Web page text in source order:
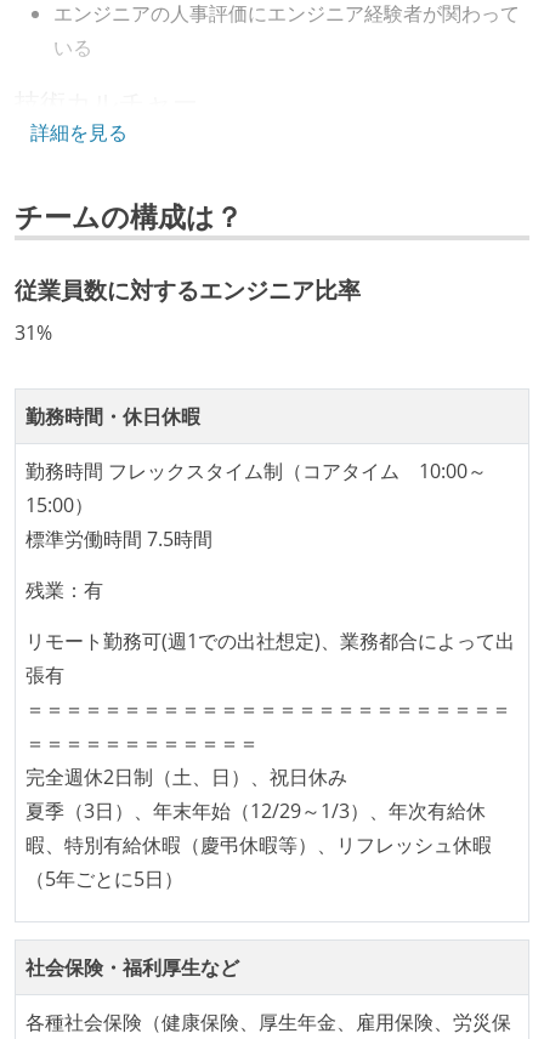
エンジニアの人事評価にエンジニア経験者が関わって
いる
CTO またはそれに準じる、技術やワークフローの標準
取締役（社内）または執行役員として、エンジニアリ
ング部門の人間が経営に参加している
経営トップがエンジニア出身、または現役のエンジニ
企画を決定する場に、実装を担当する開発メンバーが
参加している
タスクの見積もりは、実装を担当するメンバーが中心
となって行う
全体のスケジュール管理は、途中の成果を随時確認し
ながら、納期または盛り込む機能を柔軟に調整する形
プロダクトの開発言語やフレームワークなど主要な構
成技術は、基本的に最新版より1年以上ビハインドし
ていない
コード品質向上のための取り組み
本番にデプロイされるコードには、全てコードレビュ
ーまたはペアプログラミングを実施している
「リファクタリングは随時行われるべき」という価値
観をメンバー全員が共有しており、日常的に実施して
いる
うにしている
詳細を見る
チームの構成は？
従業員数に対するエンジニア比率
31%
勤務時間・休日休暇
勤務時間 フレックスタイム制（コアタイム 10:00～
15:00）
標準労働時間 7.5時間
残業：有
リモート勤務可(週1での出社想定)、業務都合によって出
張有
＝＝＝＝＝＝＝＝＝＝＝＝＝＝＝＝＝＝＝＝＝＝＝＝＝
＝＝＝＝＝＝＝＝＝＝＝＝
完全週休2日制（土、日）、祝日休み
夏季（3日）、年末年始（12/29～1/3）、年次有給休
暇、特別有給休暇（慶弔休暇等）、リフレッシュ休暇
（5年ごとに5日）
社会保険・福利厚生など
各種社会保険（健康保険、厚生年金、雇用保険、労災保